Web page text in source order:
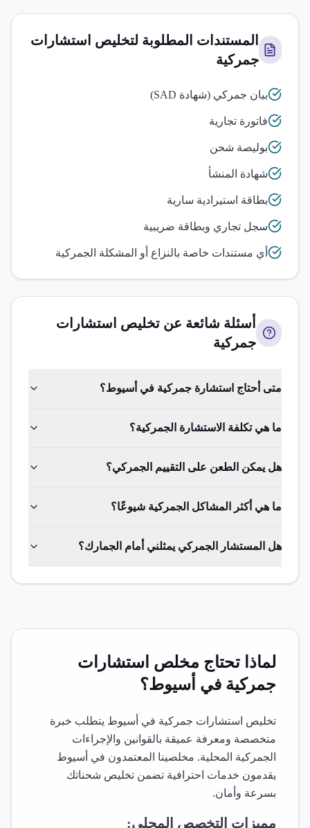
المستندات المطلوبة لتخليص استشارات
جمركية
بيان جمركي (شهادة SAD)
فاتورة تجارية
بوليصة شحن
شهادة المنشأ
بطاقة استيرادية سارية
سجل تجاري وبطاقة ضريبية
أي مستندات خاصة بالنزاع أو المشكلة الجمركية
أسئلة شائعة عن تخليص استشارات
جمركية
متى أحتاج استشارة جمركية في أسيوط؟
ما هي تكلفة الاستشارة الجمركية؟
هل يمكن الطعن على التقييم الجمركي؟
ما هي أكثر المشاكل الجمركية شيوعًا؟
هل المستشار الجمركي يمثلني أمام الجمارك؟
لماذا تحتاج مخلص استشارات
جمركية في أسيوط؟
تخليص استشارات جمركية في أسيوط يتطلب خبرة
متخصصة ومعرفة عميقة بالقوانين والإجراءات
الجمركية المحلية. مخلصينا المعتمدون في أسيوط
يقدمون خدمات احترافية تضمن تخليص شحناتك
بسرعة وأمان.
مميزات التخصص المحلي: